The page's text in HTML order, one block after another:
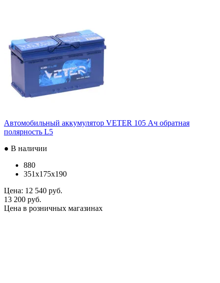
Автомобильный аккумулятор VETER 105 Ач обратная
полярность L5
● В наличии
880
351x175x190
Цена: 12 540 руб.
13 200 руб.
Цена в розничных магазинах